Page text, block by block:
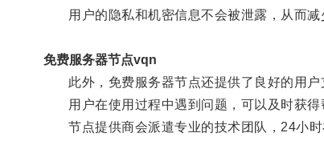
用户的隐私和机密信息不会被泄露，从而减
免费服务器节点vqn
此外，免费服务器节点还提供了良好的用户
用户在使用过程中遇到问题，可以及时获得
节点提供商会派遣专业的技术团队，24小时